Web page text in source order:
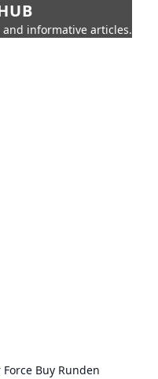
informative articles.
Buy Runden